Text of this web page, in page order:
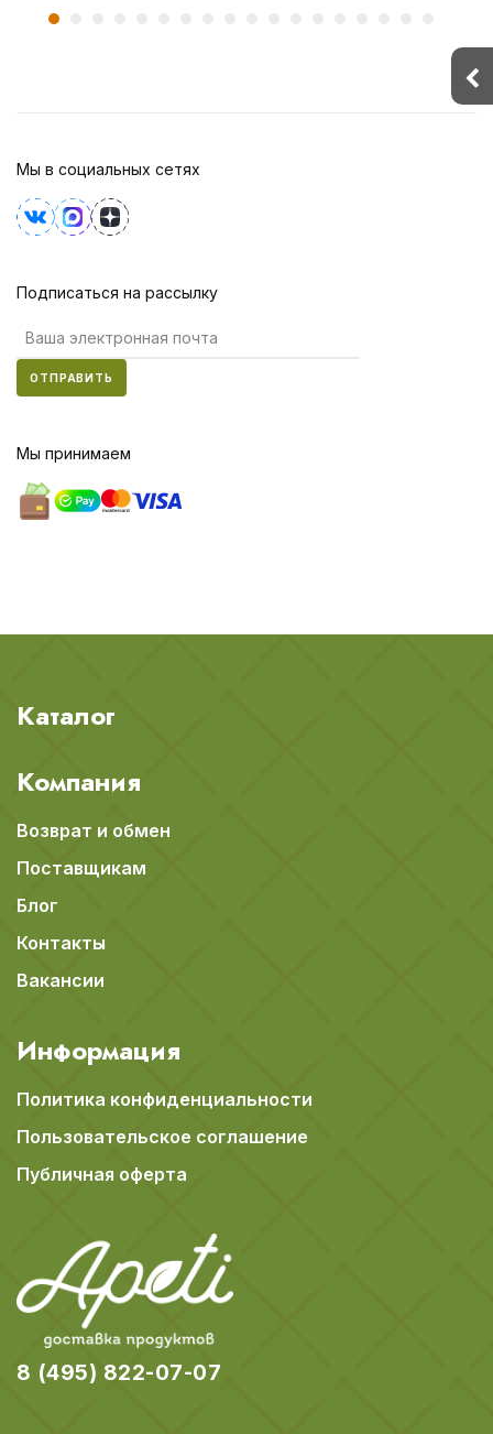
Мы в социальных сетях
Подписаться на рассылку
ОТПРАВИТЬ
Мы принимаем
Каталог
Компания
Возврат и обмен
Поставщикам
Блог
Контакты
Вакансии
Информация
Политика конфиденциальности
Пользовательское соглашение
Публичная оферта
8 (495) 822-07-07